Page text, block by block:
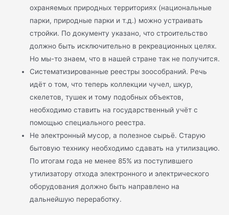
охраняемых природных территориях (национальные
парки, природные парки и т.д.) можно устраивать
стройки. По документу указано, что строительство
должно быть исключительно в рекреационных целях.
Но мы-то знаем, что в нашей стране так не получится.
Систематизированные реестры зоособраний. Речь
идёт о том, что теперь коллекции чучел, шкур,
скелетов, тушек и тому подобных объектов,
необходимо ставить на государственный учёт с
помощью специального реестра.
Не электронный мусор, а полезное сырьё. Старую
бытовую технику необходимо сдавать на утилизацию.
По итогам года не менее 85% из поступившего
утилизатору отхода электронного и электрического
оборудования должно быть направлено на
дальнейшую переработку.